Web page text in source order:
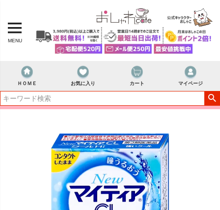
MENU
ＨＯＭＥ お気に入り カート マイページ